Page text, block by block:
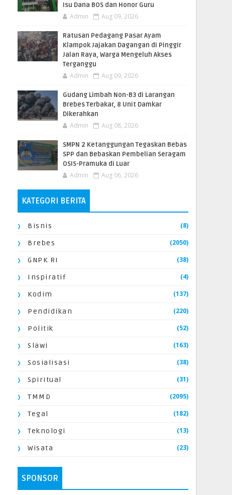
Isu Dana BOS dan Honor Guru
Admin Aug 09, 2026
​Ratusan Pedagang Pasar Ayam
Klampok Jajakan Dagangan di Pinggir
Jalan Raya, Warga Mengeluh Akses
Terganggu
Admin Aug 09, 2026
​Gudang Limbah Non-B3 di Larangan
Brebes Terbakar, 8 Unit Damkar
Dikerahkan
Admin Aug 08, 2026
SMPN 2 Ketanggungan Tegaskan Bebas
SPP dan Bebaskan Pembelian Seragam
OSIS-Pramuka di Luar
Admin Aug 06, 2026
KATEGORI BERITA
Bisnis (8)
Brebes (2050)
GNPK RI (38)
Inspiratif (4)
Kodim (137)
Pendidikan (220)
Politik (52)
Slawi (163)
Sosialisasi (38)
Spiritual (31)
TMMD (2095)
Tegal (182)
Teknologi (13)
Wisata (23)
SPONSOR